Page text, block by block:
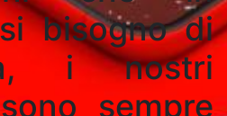
bisogno di
i nostri
sempre